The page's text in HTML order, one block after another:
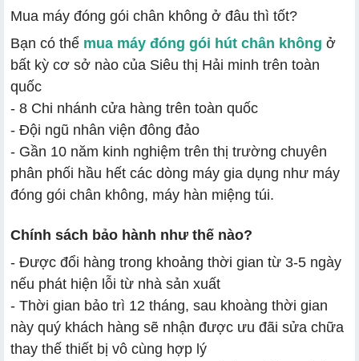
Mua máy đóng gói chân không ở đâu thì tốt?
Bạn có thể mua máy đóng gói hút chân không ở
bất kỳ cơ sở nào của Siêu thị Hải minh trên toàn
quốc
- 8 Chi nhánh cửa hàng trên toàn quốc
- Đội ngũ nhân viện đông đảo
- Gần 10 năm kinh nghiệm trên thị trường chuyên
phân phối hầu hết các dòng máy gia dụng như máy
đóng gói chân không, máy hàn miệng túi.
Chính sách bảo hành như thế nào?
- Được đổi hàng trong khoảng thời gian từ 3-5 ngày
nếu phát hiện lỗi từ nhà sản xuất
- Thời gian bảo trì 12 tháng, sau khoàng thời gian
này quý khách hàng sẽ nhận được ưu đãi sửa chữa
thay thế thiết bị vô cùng hợp lý